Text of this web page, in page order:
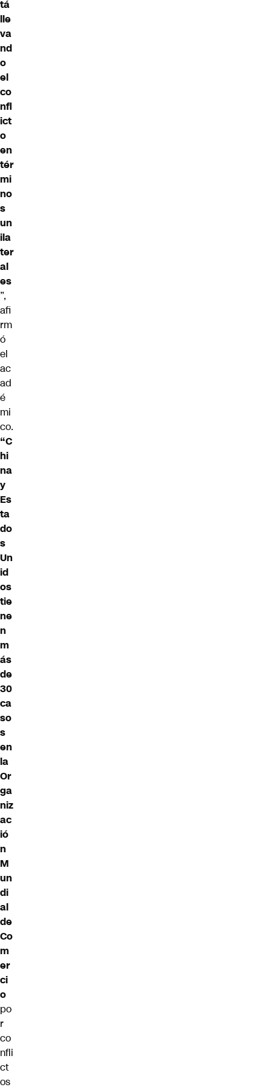
tá
lle
va
nd
o
el
co
nfl
ict
o
en
tér
mi
no
s
un
ila
ter
al
es
”,
afi
rm
ó
el
ac
ad
é
mi
co.
“C
hi
na
y
Es
ta
do
s
Un
id
os
tie
ne
n
m
ás
de
30
ca
so
s
en
la
Or
ga
niz
ac
ió
n
M
un
di
al
de
Co
m
er
ci
o
po
r
co
nfli
ct
os